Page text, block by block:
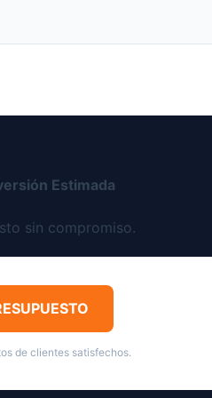
Estimada
sin compromiso.
de clientes satisfechos.